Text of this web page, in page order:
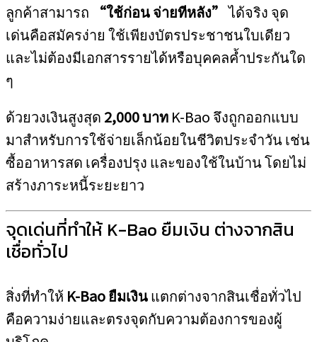
ลูกค้าสามารถ “ใช้ก่อน จ่ายทีหลัง” ได้จริง จุด
เด่นคือสมัครง่าย ใช้เพียงบัตรประชาชนใบเดียว
และไม่ต้องมีเอกสารรายได้หรือบุคคลค้ำประกันใด
ๆ
ด้วยวงเงินสูงสุด 2,000 บาท K-Bao จึงถูกออกแบบ
มาสำหรับการใช้จ่ายเล็กน้อยในชีวิตประจำวัน เช่น
ซื้ออาหารสด เครื่องปรุง และของใช้ในบ้าน โดยไม่
สร้างภาระหนี้ระยะยาว
จุดเด่นที่ทำให้ K-Bao ยืมเงิน ต่างจากสิน
เชื่อทั่วไป
สิ่งที่ทำให้ K-Bao ยืมเงินแตกต่างจากสินเชื่อทั่วไป
คือความง่ายและตรงจุดกับความต้องการของผู้